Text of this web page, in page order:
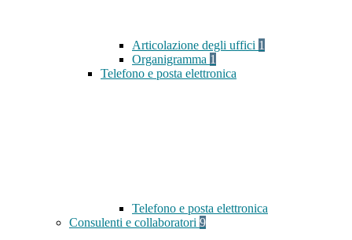
Articolazione degli uffici 1
Organigramma 1
Telefono e posta elettronica
Telefono e posta elettronica
Consulenti e collaboratori 9